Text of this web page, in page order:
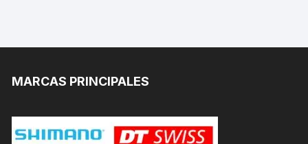
MARCAS PRINCIPALES